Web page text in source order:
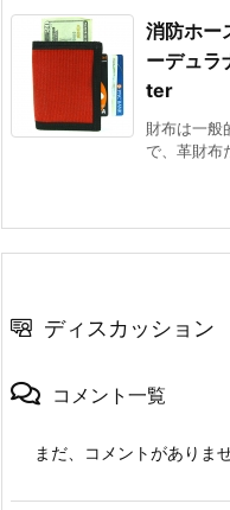
消防ホー
ーデュ
ter
財布は一般
で、革財布
ディスカッション
コメント一覧
まだ、コメントがありま